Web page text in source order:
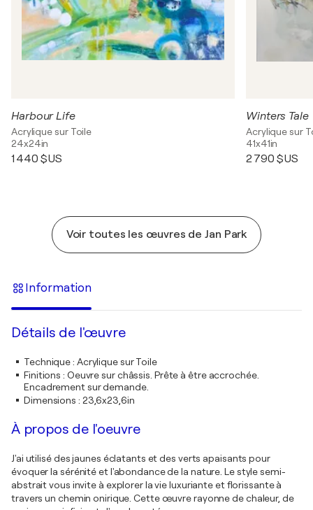
Harbour Life
Acrylique sur Toile
24x24in
1 440 $US
Winters Tale
Acrylique sur
41x41in
2 790 $US
Voir toutes les œuvres de Jan Park
Information
Détails de l'œuvre
Technique: Acrylique sur Toile
Finitions : Oeuvre sur châssis. Prête à être accrochée.
Encadrement sur demande.
Dimensions : 23,6x23,6in
À propos de l'oeuvre
J'ai utilisé des jaunes éclatants et des verts apaisants pour
évoquer la sérénité et l'abondance de la nature. Le style semi-
abstrait vous invite à explorer la vie luxuriante et florissante à
travers un chemin onirique. Cette œuvre rayonne de chaleur, de